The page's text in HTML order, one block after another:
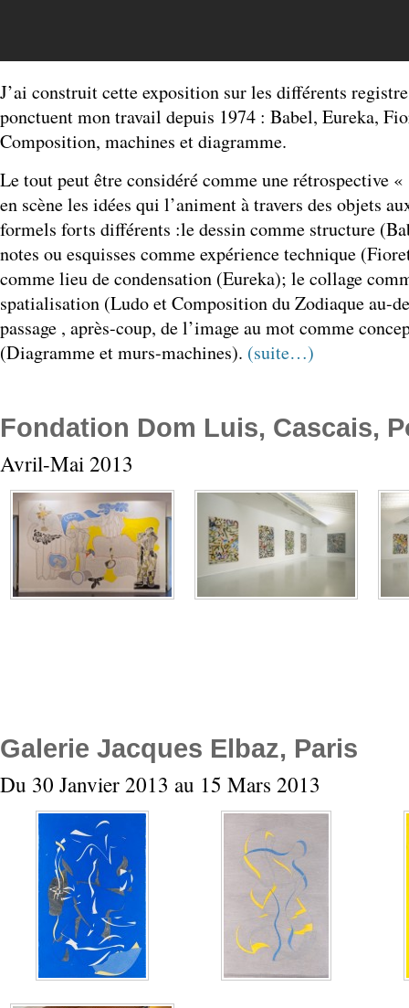
J’ai construit cette exposition sur les différents
ponctuent mon travail depuis 1974 : Babel, Eureka,
Composition, machines et diagramme.
Le tout peut être considéré comme une rétrospective
en scène les idées qui l’animent à travers des objets
formels forts différents :le dessin comme structure
notes ou esquisses comme expérience technique
comme lieu de condensation (Eureka); le collage
spatialisation (Ludo et Composition du Zodiaque au-
passage , après-coup, de l’image au mot comme
(Diagramme et murs-machines). (suite…)
Fondation Dom Luis, Cascais,
Avril-Mai 2013
Galerie Jacques Elbaz, Paris
Du 30 Janvier 2013 au 15 Mars 2013